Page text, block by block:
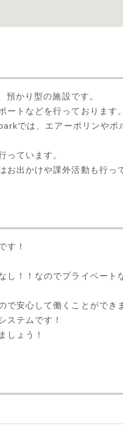
かり型の施設です。
トなどを行っております。
では、エアーポリンや
っています。
出かけや課外活動も行っ
す！
し！！なのでプライベート
で安心して働くことができ
ステムです！
しょう！